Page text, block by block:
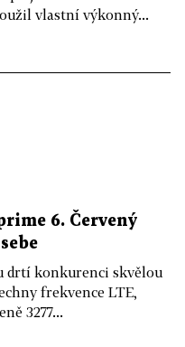
vlastní výkonný...
6. Červený
drtí konkurenci skvělou
frekvence LTE,
3277...